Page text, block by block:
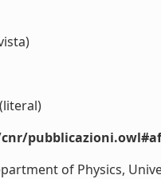
of Physics,